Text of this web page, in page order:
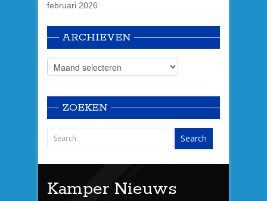
februari 2026
ARCHIEVEN
ZOEKEN
Kamper Nieuws